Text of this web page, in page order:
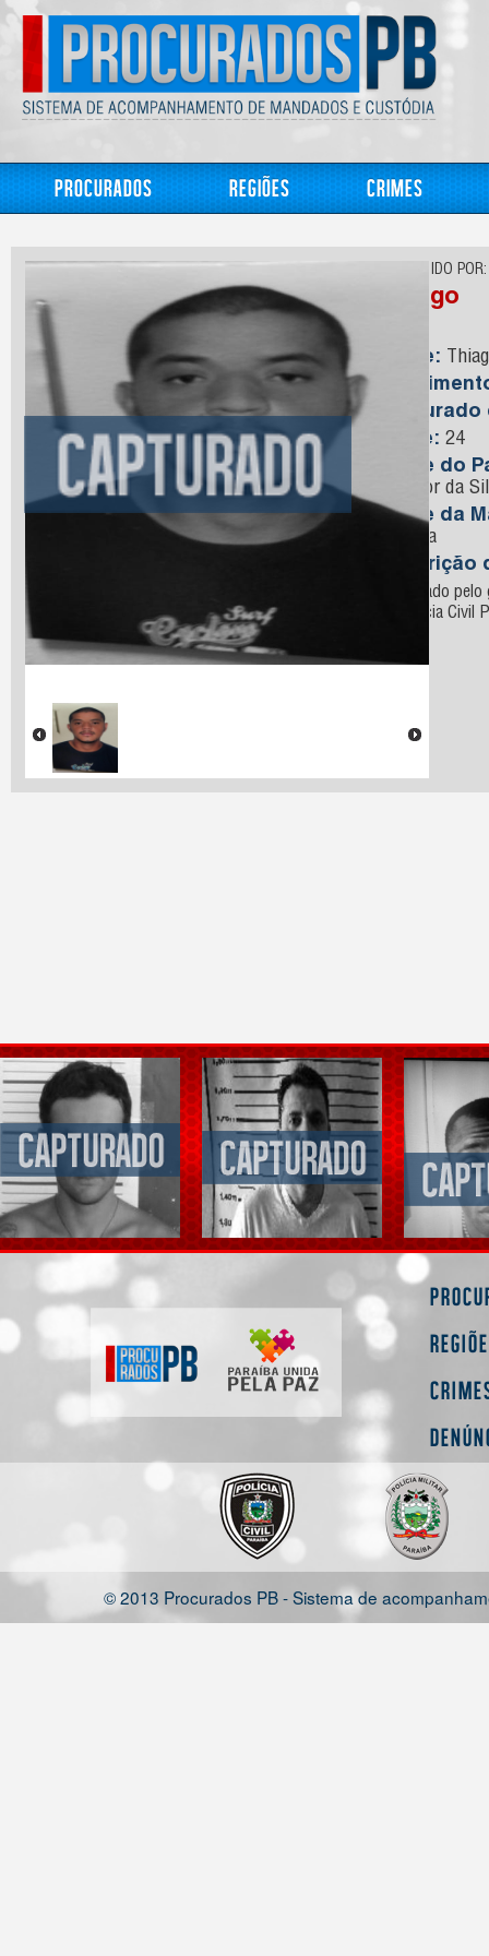
Procurados Regiões Crimes
CONHECIDO POR:
Thiago
Nome:
Idade: 24
Nome do
Antenor da
Nome da
Bezerra
Descrição
Capturado
da Polícia Civil
© 2013 Procurados PB - Sistema de